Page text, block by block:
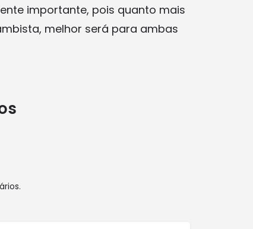
importante, pois quanto mais
melhor será para ambas